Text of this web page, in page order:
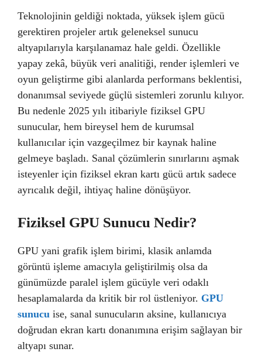
Teknolojinin geldiği noktada, yüksek işlem gücü
gerektiren projeler artık geleneksel sunucu
altyapılarıyla karşılanamaz hale geldi. Özellikle
yapay zekâ, büyük veri analitiği, render işlemleri ve
oyun geliştirme gibi alanlarda performans beklentisi,
donanımsal seviyede güçlü sistemleri zorunlu kılıyor.
Bu nedenle 2025 yılı itibariyle fiziksel GPU
sunucular, hem bireysel hem de kurumsal
kullanıcılar için vazgeçilmez bir kaynak haline
gelmeye başladı. Sanal çözümlerin sınırlarını aşmak
isteyenler için fiziksel ekran kartı gücü artık sadece
ayrıcalık değil, ihtiyaç haline dönüşüyor.
Fiziksel GPU Sunucu Nedir?
GPU yani grafik işlem birimi, klasik anlamda
görüntü işleme amacıyla geliştirilmiş olsa da
günümüzde paralel işlem gücüyle veri odaklı
hesaplamalarda da kritik bir rol üstleniyor. GPU
sunucu ise, sanal sunucuların aksine, kullanıcıya
doğrudan ekran kartı donanımına erişim sağlayan bir
altyapı sunar.